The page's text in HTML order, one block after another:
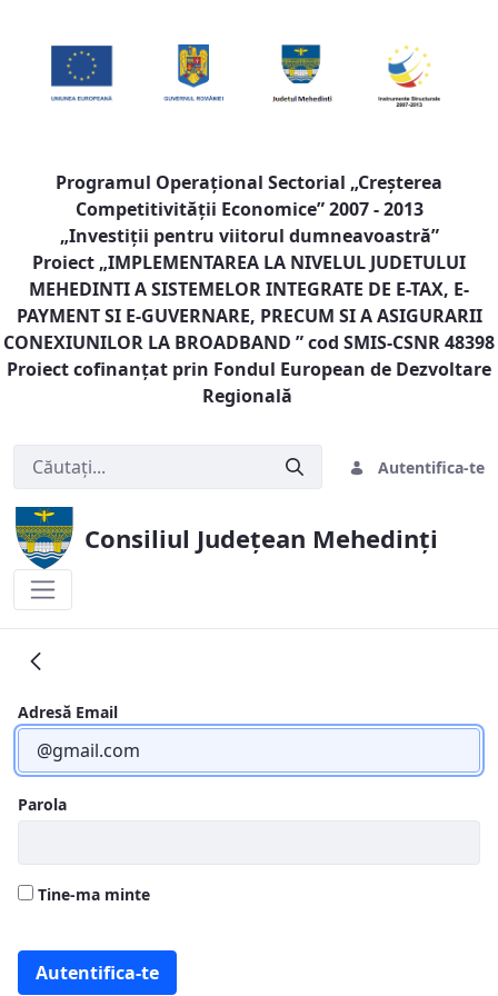
Programul Operaţional Sectorial „Creşterea
Competitivităţii Economice” 2007 - 2013
„Investiţii pentru viitorul dumneavoastră”
Proiect „IMPLEMENTAREA LA NIVELUL JUDETULUI
MEHEDINTI A SISTEMELOR INTEGRATE DE E-TAX, E-
PAYMENT SI E-GUVERNARE, PRECUM SI A ASIGURARII
CONEXIUNILOR LA BROADBAND ” cod SMIS-CSNR 48398
Proiect cofinanţat prin Fondul European de Dezvoltare
Regională
Autentifica-te
Consiliul Județean Mehedinți
Adresă Email
Parola
Tine-ma minte
Autentifica-te